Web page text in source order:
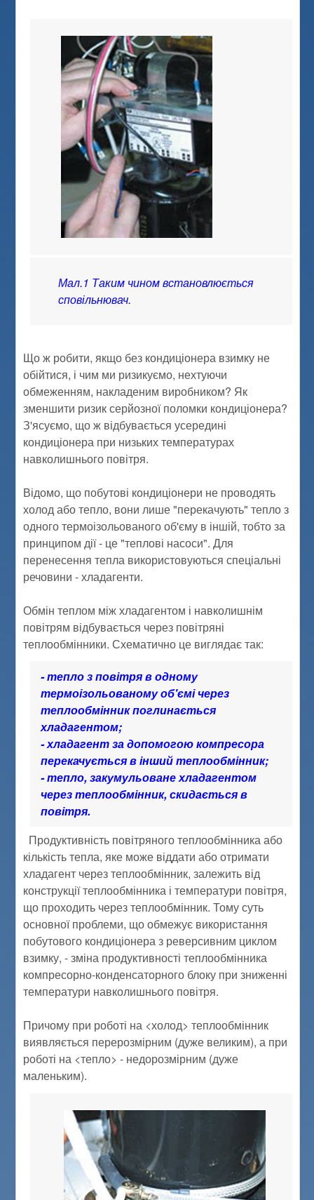
Мал.1 Таким чином встановлюється
сповільнювач.
Що ж робити, якщо без кондиціонера взимку не
обійтися, і чим ми ризикуємо, нехтуючи
обмеженням, накладеним виробником? Як
зменшити ризик серйозної поломки кондиціонера?
З'ясуємо, що ж відбувається усередині
кондиціонера при низьких температурах
навколишнього повітря.
Відомо, що побутові кондиціонери не проводять
холод або тепло, вони лише "перекачують" тепло з
одного термоізольованого об'єму в іншій, тобто за
принципом дії - це "теплові насоси". Для
перенесення тепла використовуються спеціальні
речовини - хладагенти.
Обмін теплом між хладагентом і навколишнім
повітрям відбувається через повітряні
теплообмінники. Схематично це виглядає так:
- тепло з повітря в одному
термоізольованому об'ємі через
теплообмінник поглинається
хладагентом;
- хладагент за допомогою компресора
перекачується в інший теплообмінник;
- тепло, закумульоване хладагентом
через теплообмінник, скидається в
повітря.
Продуктивність повітряного теплообмінника або
кількість тепла, яке може віддати або отримати
хладагент через теплообмінник, залежить від
конструкції теплообмінника і температури повітря,
що проходить через теплообмінник. Тому суть
основної проблеми, що обмежує використання
побутового кондиціонера з реверсивним циклом
взимку, - зміна продуктивності теплообмінника
компресорно-конденсаторного блоку при зниженні
температури навколишнього повітря.
Причому при роботі на <холод> теплообмінник
виявляється перерозмірним (дуже великим), а при
роботі на <тепло> - недорозмірним (дуже
маленьким).